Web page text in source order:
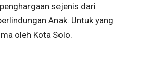
sejenis dari
Anak. Untuk yang
oleh Kota Solo.